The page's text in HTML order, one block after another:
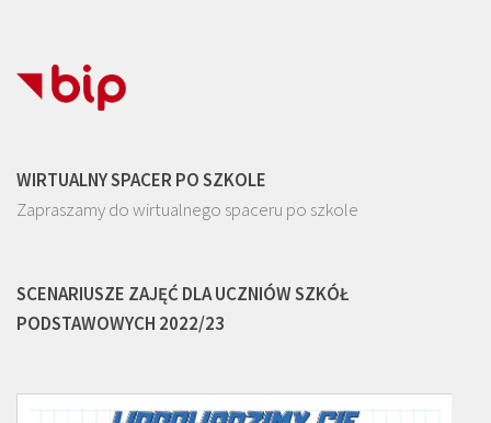
WIRTUALNY SPACER PO SZKOLE
Zapraszamy do wirtualnego spaceru po szkole
SCENARIUSZE ZAJĘĆ DLA UCZNIÓW SZKÓŁ
PODSTAWOWYCH 2022/23